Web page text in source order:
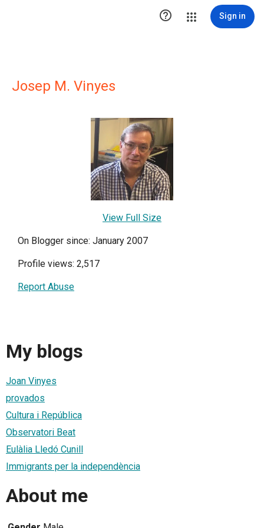
 Sign in
Josep M. Vinyes
View Full Size
On Blogger since: January 2007
Profile views: 2,517
Report Abuse
My blogs
Joan Vinyes
provados
Cultura i República
Observatori Beat
Eulàlia Lledó Cunill
Immigrants per la independència
About me